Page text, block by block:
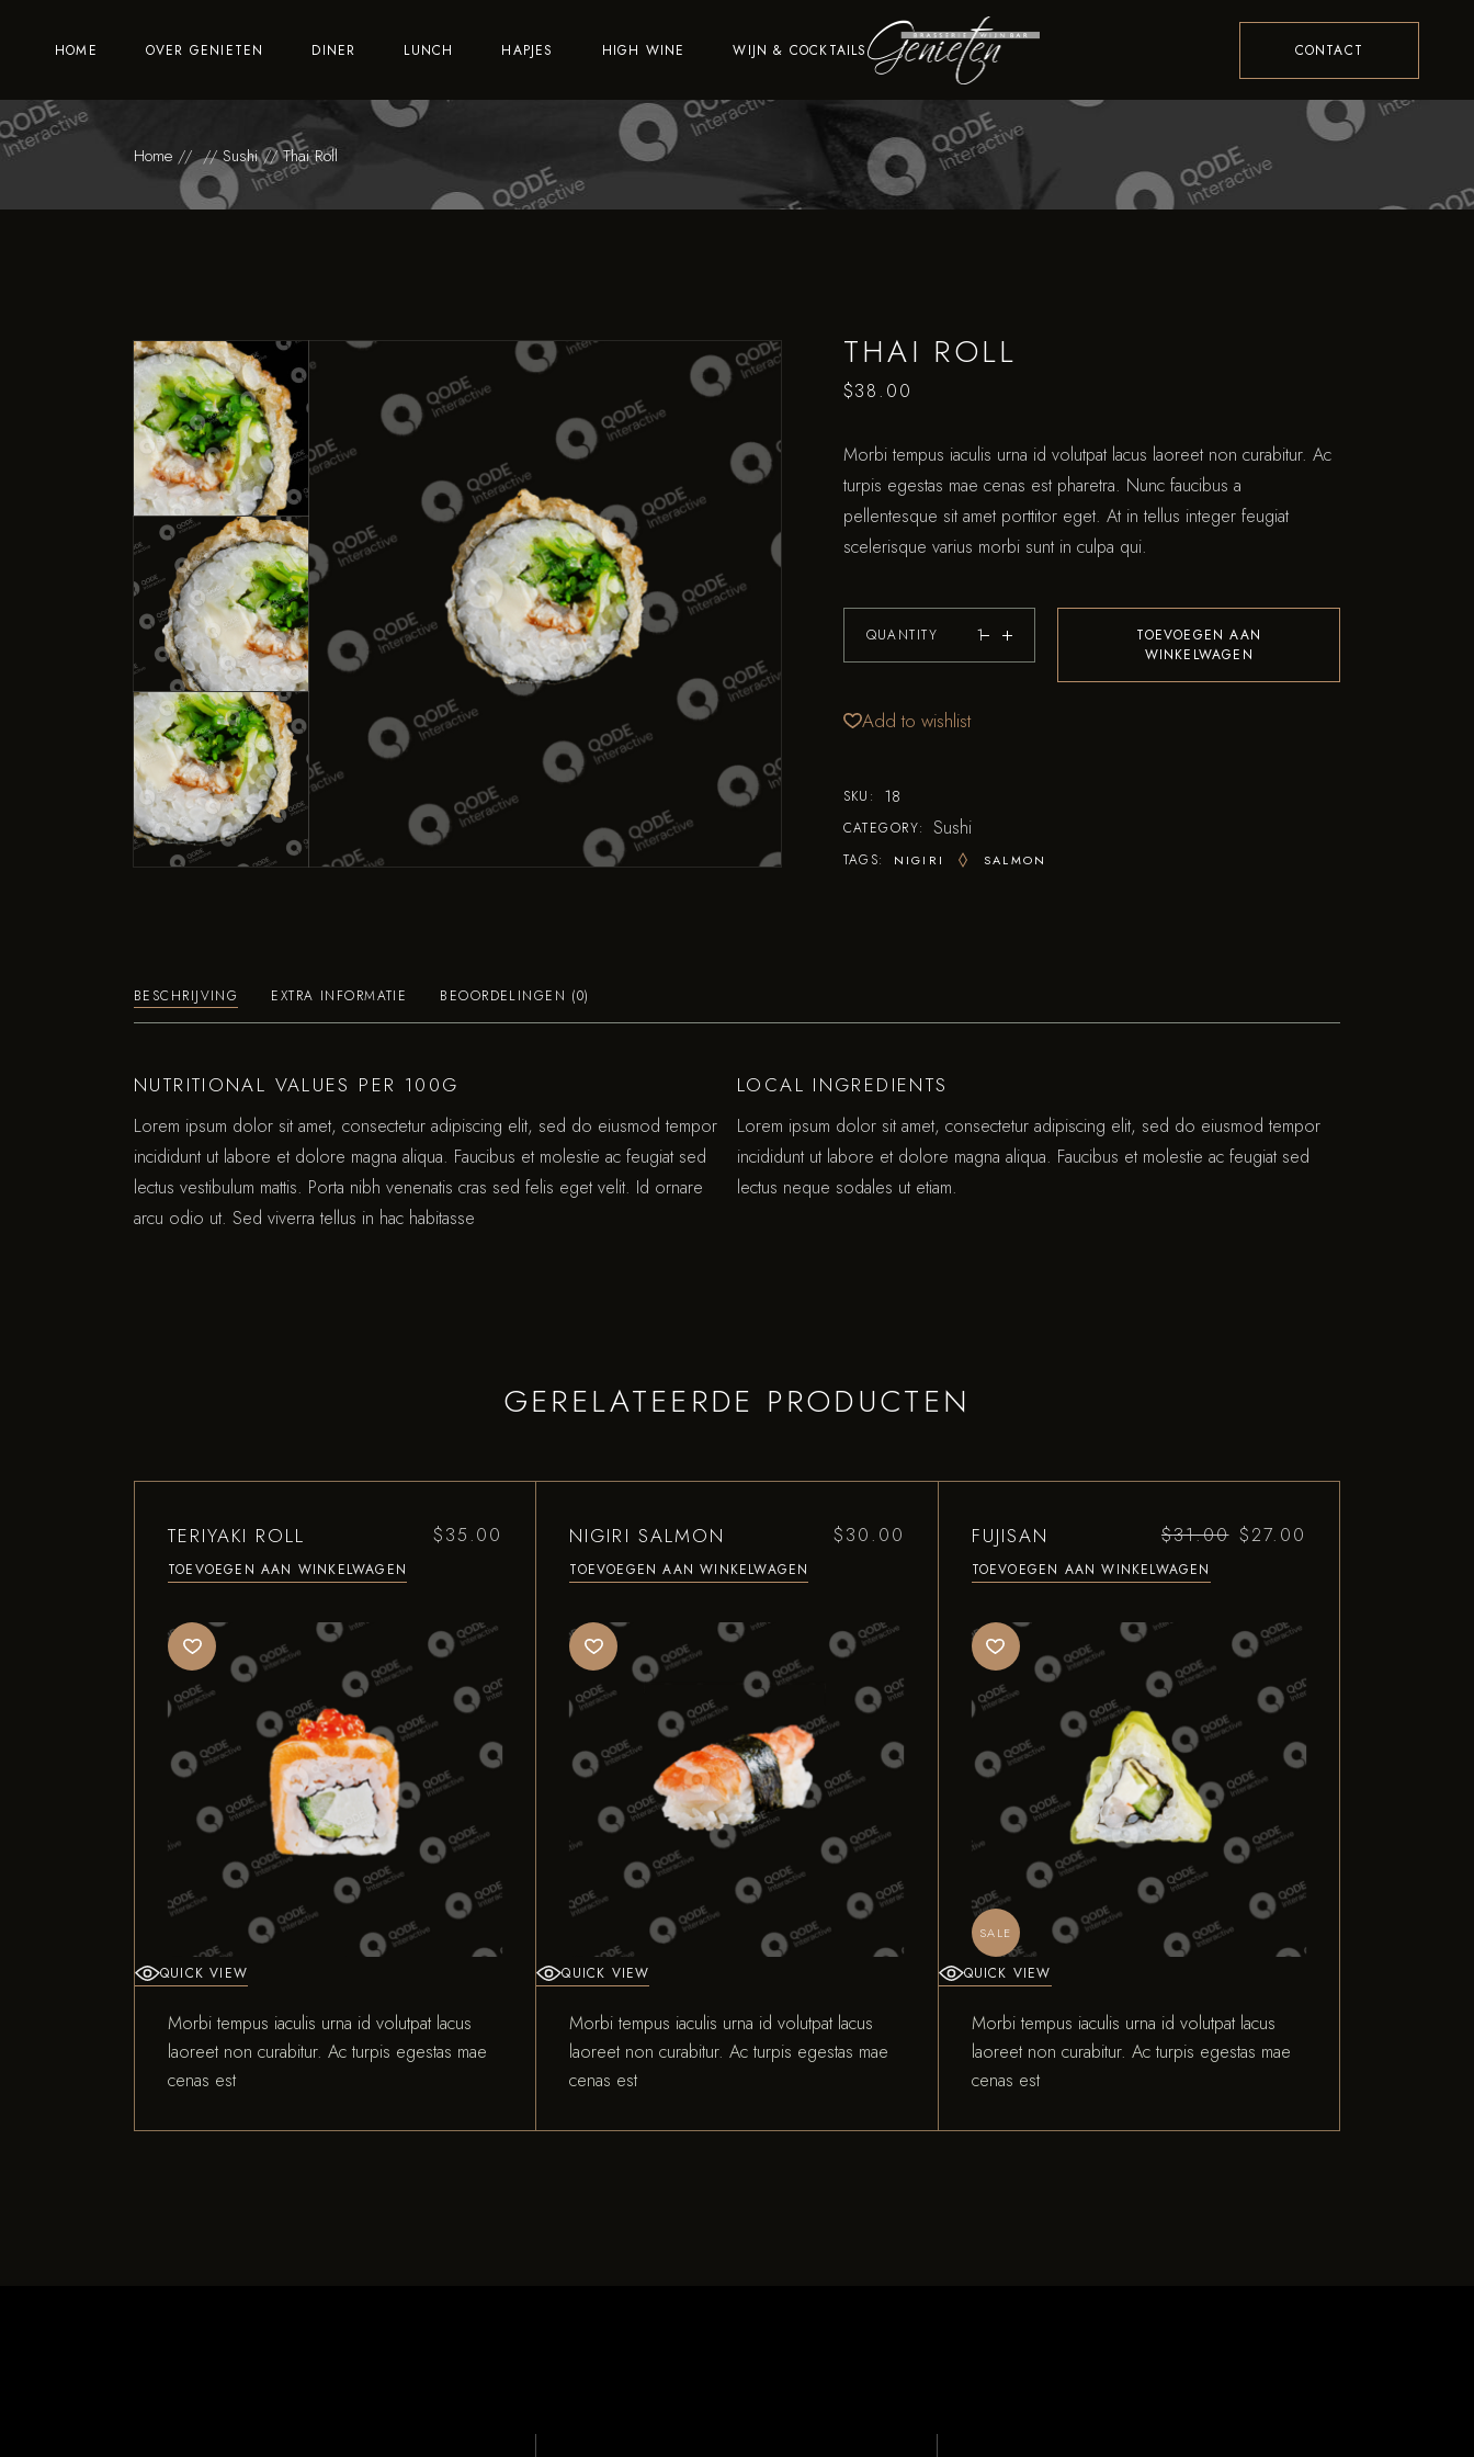
HOME OVER GENIETEN
Feesten & Partijen
Vacatures
DINER LUNCH HAPJES HIGH WINE WIJN & COCKTAILS CONTACT
Feesten & Partijen
Home Sushi Thai Roll
THAI ROLL
$38.00
Morbi tempus iaculis urna id volutpat lacus laoreet non curabitur. Ac
turpis egestas mae cenas est pharetra. Nunc faucibus a
pellentesque sit amet porttitor eget. At in tellus integer feugiat
scelerisque varius morbi sunt in culpa qui.
QUANTITY
TOEVOEGEN AAN
WINKELWAGEN
Add to wishlist
SKU: 18
CATEGORY: Sushi
TAGS: NIGIRI SALMON
BESCHRIJVING EXTRA INFORMATIE BEOORDELINGEN (0)
NUTRITIONAL VALUES PER 100G
Lorem ipsum dolor sit amet, consectetur adipiscing elit, sed do eiusmod tempor
incididunt ut labore et dolore magna aliqua. Faucibus et molestie ac feugiat sed
lectus vestibulum mattis. Porta nibh venenatis cras sed felis eget velit. Id ornare
arcu odio ut. Sed viverra tellus in hac habitasse
LOCAL INGREDIENTS
Lorem ipsum dolor sit amet, consectetur adipiscing elit, sed do eiusmod tempor
incididunt ut labore et dolore magna aliqua. Faucibus et molestie ac feugiat sed
lectus neque sodales ut etiam.
GERELATEERDE PRODUCTEN
TERIYAKI ROLL $35.00
TOEVOEGEN AAN WINKELWAGEN
QUICK VIEW
Morbi tempus iaculis urna id volutpat lacus
laoreet non curabitur. Ac turpis egestas mae
cenas est
NIGIRI SALMON $30.00
TOEVOEGEN AAN WINKELWAGEN
QUICK VIEW
Morbi tempus iaculis urna id volutpat lacus
laoreet non curabitur. Ac turpis egestas mae
cenas est
FUJISAN $31.00 $27.00
TOEVOEGEN AAN WINKELWAGEN
SALE
QUICK VIEW
Morbi tempus iaculis urna id volutpat lacus
laoreet non curabitur. Ac turpis egestas mae
cenas est